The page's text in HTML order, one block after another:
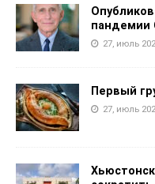
пандемии
27, июль
Первый
27, июль